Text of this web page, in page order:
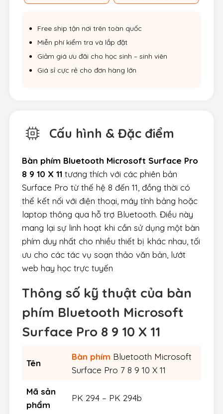
Free ship tận nơi trên toàn quốc
Miễn phí kiểm tra và lắp đặt
Giảm giá ưu đãi cho học sinh – sinh viên
Giá sỉ cực rẻ cho đơn hàng lớn
Cấu hình & Đặc điểm
Bàn phím Bluetooth Microsoft Surface Pro
8 9 10 X 11 tương thích với các phiên bản
Surface Pro từ thế hệ 8 đến 11, đồng thời có
thể kết nối với điện thoại, máy tính bảng hoặc
laptop thông qua hỗ trợ Bluetooth. Điều này
mang lại sự linh hoạt khi cần sử dụng một bàn
phím duy nhất cho nhiều thiết bị khác nhau, tối
ưu cho các tác vụ soạn thảo văn bản, lướt
web hay học trực tuyến
Thông số kỹ thuật của bàn
phím Bluetooth Microsoft
Surface Pro 8 9 10 X 11
Tên
Bàn phím Bluetooth Microsoft
Surface Pro 7 8 9 10 X 11
Mã sản
phẩm
PK 294 – PK 294b